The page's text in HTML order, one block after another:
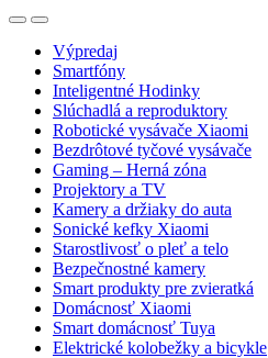
OpenClose
Výpredaj
Smartfóny
Inteligentné Hodinky
Slúchadlá a reproduktory
Robotické vysávače Xiaomi
Bezdrôtové tyčové vysávače
Gaming – Herná zóna
Projektory a TV
Kamery a držiaky do auta
Sonické kefky Xiaomi
Starostlivosť o pleť a telo
Bezpečnostné kamery
Smart produkty pre zvieratká
Domácnosť Xiaomi
Smart domácnosť Tuya
Elektrické kolobežky a bicykle